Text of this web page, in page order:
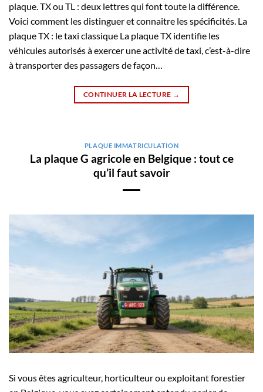
plaque. TX ou TL : deux lettres qui font toute la différence.
Voici comment les distinguer et connaitre les spécificités. La
plaque TX : le taxi classique La plaque TX identifie les
véhicules autorisés à exercer une activité de taxi, c’est-à-dire
à transporter des passagers de façon…
CONTINUER LA LECTURE →
PLAQUE IMMATRICULATION
La plaque G agricole en Belgique : tout ce
qu’il faut savoir
Si vous êtes agriculteur, horticulteur ou exploitant forestier